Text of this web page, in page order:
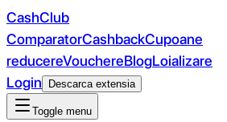
CashClub
ComparatorCashbackCupoane
reducereVouchereBlogLoializare
Login
Descarca extensia
Toggle menu